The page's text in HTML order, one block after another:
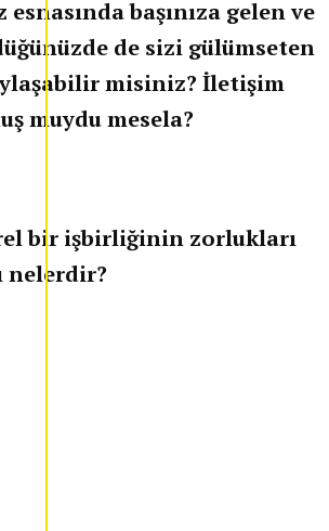
esnasında başınıza gelen ve
de sizi gülümseten
misiniz? İletişim
muydu mesela?
bir işbirliğinin zorlukları
nelerdir?